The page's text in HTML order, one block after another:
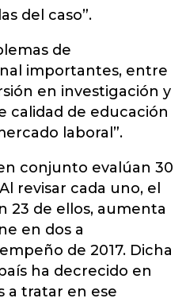
del caso”.
de
importantes, entre
en investigación y
calidad de educación
laboral”.
conjunto evalúan 30
revisar cada uno, el
23 de ellos, aumenta
en dos a
de 2017. Dicha
ha decrecido en
a tratar en ese